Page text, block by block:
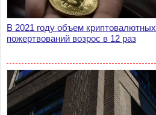
В 2021 году объем криптовалютных
пожертвований возрос в 12 раз